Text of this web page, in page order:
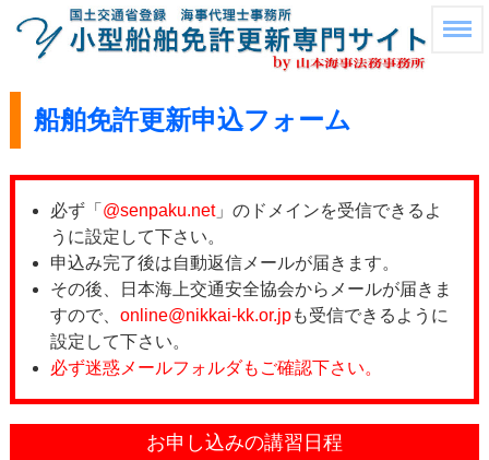
船舶免許更新申込フォーム
必ず「 @senpaku.net」のドメインを受信できるよ
うに設定して下さい。
申込み完了後は自動返信メールが届きます。
その後、日本海上交通安全協会からメールが届きま
すので、 online@nikkai-kk.or.jpも受信できるように
設定して下さい。
必ず迷惑メールフォルダもご確認下さい。
お申し込みの講習日程